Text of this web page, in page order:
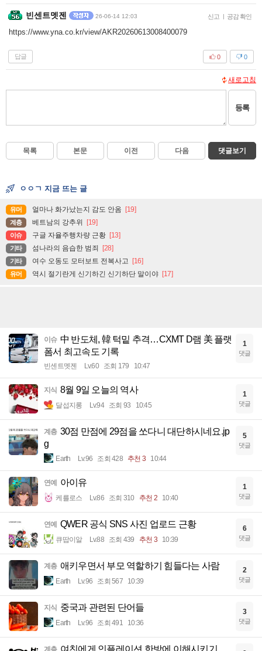
빈센트멧젠 26-06-14 12:03 신고 | 공감 확인
https://www.yna.co.kr/view/AKR20260613008400079
답글 0
0
새로고침
등록
목록 본문 이전 다음 댓글보기
ㅇㅇㄱ 지금 뜨는 글
유머 얼마나 화가났는지 감도 안옴 [19]
계층 베트남의 강추위 [19]
이슈 구글 자율주행차량 근황 [13]
기타 섬나라의 음습한 범죄 [28]
기타 여수 오동도 모터보트 전복사고 [16]
유머 역시 절기란게 신기하긴 신기하단 말이야 [17]
이슈 中 반도체, 韓 턱밑 추격…CXMT D램 美 플랫
폼서 최고속도 기록
빈센트멧젠 Lv.60 조회 179 10:47
1
댓글
지식 8월 9일 오늘의 역사
달섭지롱 Lv.94 조회 93 10:45
1
댓글
계층 30점 만점에 29점을 쏘다니 대단하시네요.jp
g
Earth Lv.96 조회 428 추천 3 10:44
5
댓글
연예 아이유
케를로스 Lv.86 조회 310 추천 2 10:40
1
댓글
연예 QWER 공식 SNS 사진 업로드 근황
큐땁이알 Lv.88 조회 439 추천 3 10:39
6
댓글
계층 애키우면서 부모 역할하기 힘들다는 사람
Earth Lv.96 조회 567 10:39
2
댓글
지식 중국과 관련된 단어들
Earth Lv.96 조회 491 10:36
3
댓글